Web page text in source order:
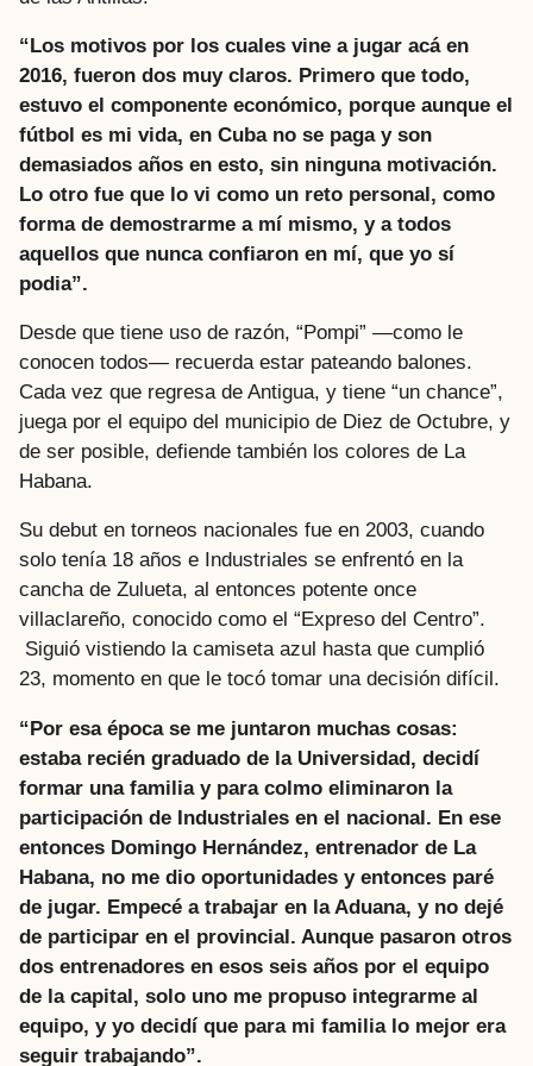
“Los motivos por los cuales vine a jugar acá en
2016, fueron dos muy claros. Primero que todo,
estuvo el componente económico, porque aunque el
fútbol es mi vida, en Cuba no se paga y son
demasiados años en esto, sin ninguna motivación.
Lo otro fue que lo vi como un reto personal, como
forma de demostrarme a mí mismo, y a todos
aquellos que nunca confiaron en mí, que yo sí
podia”.
Desde que tiene uso de razón, “Pompi” —como le
conocen todos— recuerda estar pateando balones.
Cada vez que regresa de Antigua, y tiene “un chance”,
juega por el equipo del municipio de Diez de Octubre, y
de ser posible, defiende también los colores de La
Habana.
Su debut en torneos nacionales fue en 2003, cuando
solo tenía 18 años e Industriales se enfrentó en la
cancha de Zulueta, al entonces potente once
villaclareño, conocido como el “Expreso del Centro”.
Siguió vistiendo la camiseta azul hasta que cumplió
23, momento en que le tocó tomar una decisión difícil.
“Por esa época se me juntaron muchas cosas:
estaba recién graduado de la Universidad, decidí
formar una familia y para colmo eliminaron la
participación de Industriales en el nacional. En ese
entonces Domingo Hernández, entrenador de La
Habana, no me dio oportunidades y entonces paré
de jugar. Empecé a trabajar en la Aduana, y no dejé
de participar en el provincial. Aunque pasaron otros
dos entrenadores en esos seis años por el equipo
de la capital, solo uno me propuso integrarme al
equipo, y yo decidí que para mi familia lo mejor era
seguir trabajando”.